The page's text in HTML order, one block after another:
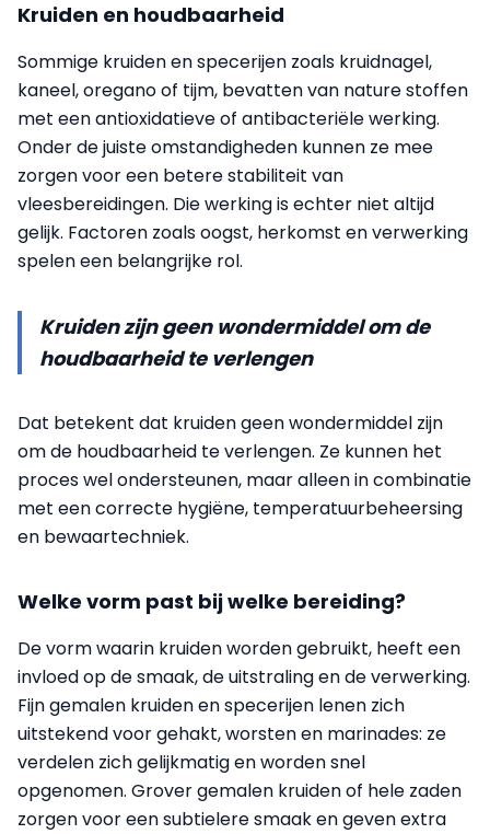
Kruiden en houdbaarheid
Sommige kruiden en specerijen zoals kruidnagel,
kaneel, oregano of tijm, bevatten van nature stoffen
met een antioxidatieve of antibacteriële werking.
Onder de juiste omstandigheden kunnen ze mee
zorgen voor een betere stabiliteit van
vleesbereidingen. Die werking is echter niet altijd
gelijk. Factoren zoals oogst, herkomst en verwerking
spelen een belangrijke rol.
Kruiden zijn geen wondermiddel om de
houdbaarheid te verlengen
Dat betekent dat kruiden geen wondermiddel zijn
om de houdbaarheid te verlengen. Ze kunnen het
proces wel ondersteunen, maar alleen in combinatie
met een correcte hygiëne, temperatuurbeheersing
en bewaartechniek.
Welke vorm past bij welke bereiding?
De vorm waarin kruiden worden gebruikt, heeft een
invloed op de smaak, de uitstraling en de verwerking.
Fijn gemalen kruiden en specerijen lenen zich
uitstekend voor gehakt, worsten en marinades: ze
verdelen zich gelijkmatig en worden snel
opgenomen. Grover gemalen kruiden of hele zaden
zorgen voor een subtielere smaak en geven extra